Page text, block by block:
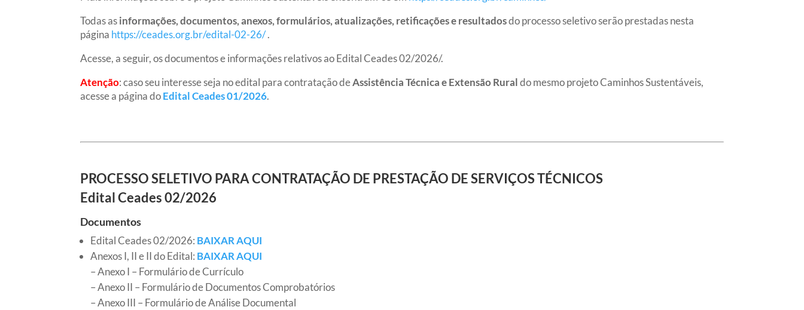
Todas asinformações, documentos, anexos, formulários, atualizações, retificações e resultadosdo processo seletivo serão prestadas nesta
página https://ceades.org.br/edital-02-26/.
Acesse, a seguir, os documentos e informações relativos ao Edital Ceades 02/2026/.
Atenção: caso seu interesse seja no edital para contratação deAssistência Técnica e Extensão Ruraldo mesmo projeto Caminhos Sustentáveis,
acesse a página doEdital Ceades 01/2026.
PROCESSO SELETIVO PARA CONTRATAÇÃO DE PRESTAÇÃO DE SERVIÇOS TÉCNICOS
Edital Ceades 02/2026
Documentos
Edital Ceades 02/2026: BAIXAR AQUI
Anexos I, II e II do Edital: BAIXAR AQUI
– Anexo I – Formulário de Currículo
– Anexo II – Formulário de Documentos Comprobatórios
– Anexo III – Formulário de Análise Documental